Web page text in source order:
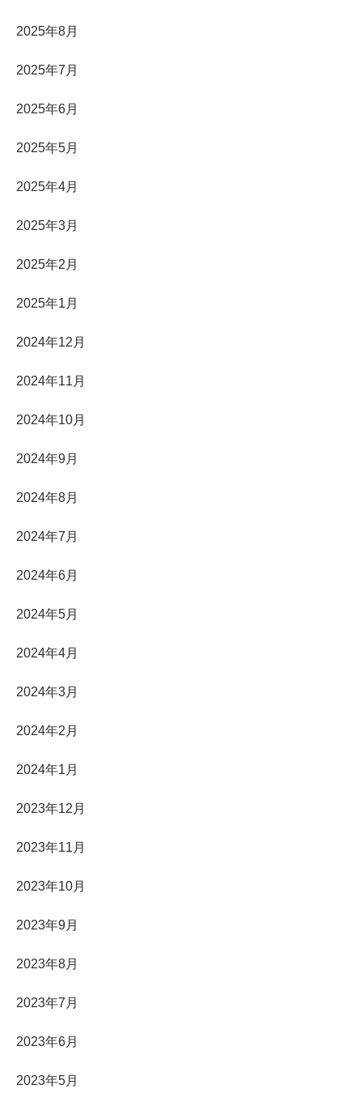
2025年8月
2025年7月
2025年6月
2025年5月
2025年4月
2025年3月
2025年2月
2025年1月
2024年12月
2024年11月
2024年10月
2024年9月
2024年8月
2024年7月
2024年6月
2024年5月
2024年4月
2024年3月
2024年2月
2024年1月
2023年12月
2023年11月
2023年10月
2023年9月
2023年8月
2023年7月
2023年6月
2023年5月